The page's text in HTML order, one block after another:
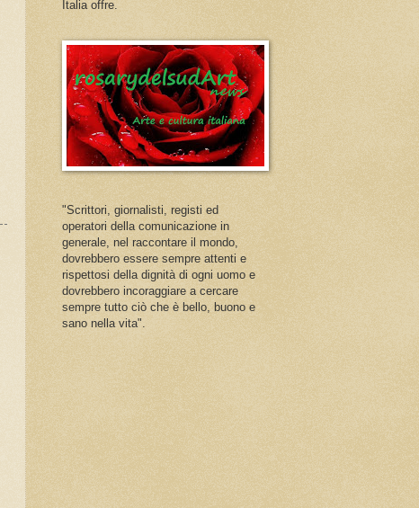
Italia offre.
"Scrittori, giornalisti, registi ed
operatori della comunicazione in
generale, nel raccontare il mondo,
dovrebbero essere sempre attenti e
rispettosi della dignità di ogni uomo e
dovrebbero incoraggiare a cercare
sempre tutto ciò che è bello, buono e
sano nella vita".